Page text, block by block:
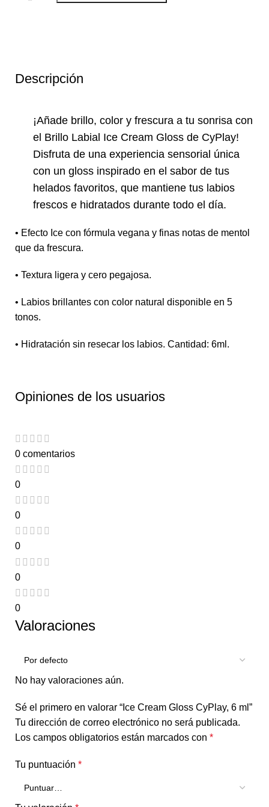
Descripción
¡Añade brillo, color y frescura a tu sonrisa con
el Brillo Labial Ice Cream Gloss de CyPlay!
Disfruta de una experiencia sensorial única
con un gloss inspirado en el sabor de tus
helados favoritos, que mantiene tus labios
frescos e hidratados durante todo el día.
• Efecto Ice con fórmula vegana y finas notas de mentol
que da frescura.
• Textura ligera y cero pegajosa.
• Labios brillantes con color natural disponible en 5
tonos.
• Hidratación sin resecar los labios. Cantidad: 6ml.
Opiniones de los usuarios
0 comentarios
0
0
0
0
0
Valoraciones
No hay valoraciones aún.
Sé el primero en valorar “Ice Cream Gloss CyPlay, 6 ml”
Tu dirección de correo electrónico no será publicada.
Los campos obligatorios están marcados con *
Tu puntuación *